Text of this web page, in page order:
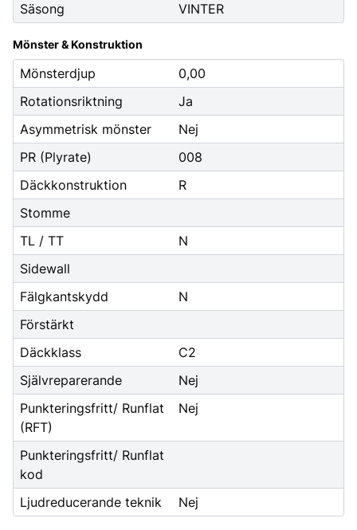
Säsong
VINTER
Mönster & Konstruktion
Mönsterdjup
0,00
Rotationsriktning
Ja
Asymmetrisk mönster
Nej
PR (Plyrate)
008
Däckkonstruktion
R
Stomme
TL / TT
N
Sidewall
Fälgkantskydd
N
Förstärkt
Däckklass
C2
Självreparerande
Nej
Punkteringsfritt/ Runflat
(RFT)
Nej
Punkteringsfritt/ Runflat
kod
Ljudreducerande teknik
Nej